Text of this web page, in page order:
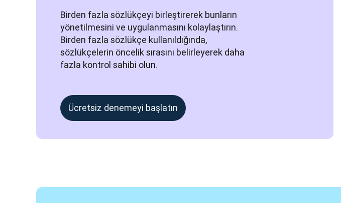
Birden fazla sözlükçeyi birleştirerek bunların
yönetilmesini ve uygulanmasını kolaylaştırın.
Birden fazla sözlükçe kullanıldığında,
sözlükçelerin öncelik sırasını belirleyerek daha
fazla kontrol sahibi olun.
Ücretsiz denemeyi başlatın